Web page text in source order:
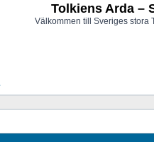
Tolkiens Arda –
Välkommen till Sveriges stora